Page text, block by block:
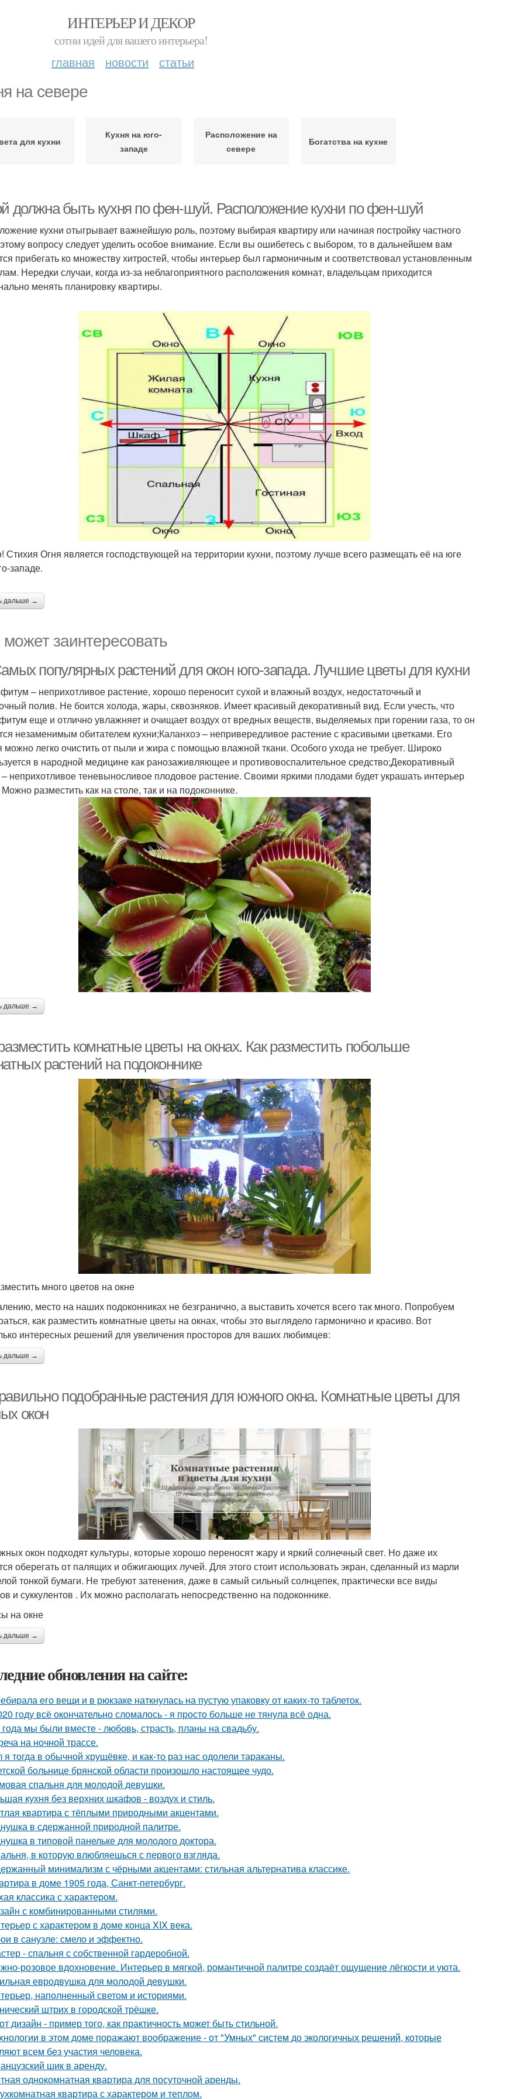
ИНТЕРЬЕР И ДЕКОР
сотни идей для вашего интерьера!
главная новости статьи
на севере
для кухни
Кухня на юго-
западе
Расположение на
севере
Богатства на кухне
должна быть кухня по фен-шуй. Расположение кухни по фен-шуй
кухни отыгрывает важнейшую роль, поэтому выбирая квартиру или начиная постройку частного
вопросу следует уделить особое внимание. Если вы ошибетесь с выбором, то в дальнейшем вам
прибегать ко множеству хитростей, чтобы интерьер был гармоничным и соответствовал установленным
Нередки случаи, когда из-за неблагоприятного расположения комнат, владельцам приходится
менять планировку квартиры.
Стихия Огня является господствующей на территории кухни, поэтому лучше всего размещать её на юге
западе.
дальше →
заинтересовать
популярных растений для окон юго-запада. Лучшие цветы для кухни
– неприхотливое растение, хорошо переносит сухой и влажный воздух, недостаточный и
полив. Не боится холода, жары, сквозняков. Имеет красивый декоративный вид. Если учесть, что
еще и отлично увлажняет и очищает воздух от вредных веществ, выделяемых при горении газа, то он
незаменимым обитателем кухни;Каланхоэ – непривередливое растение с красивыми цветками. Его
можно легко очистить от пыли и жира с помощью влажной ткани. Особого ухода не требует. Широко
в народной медицине как ранозаживляющее и противовоспалительное средство;Декоративный
неприхотливое теневыносливое плодовое растение. Своими яркими плодами будет украшать интерьер
Можно разместить как на столе, так и на подоконнике.
дальше →
комнатные цветы на окнах. Как разместить побольше
растений на подоконнике
много цветов на окне
место на наших подоконниках не безгранично, а выставить хочется всего так много. Попробуем
как разместить комнатные цветы на окнах, чтобы это выглядело гармонично и красиво. Вот
интересных решений для увеличения просторов для ваших любимцев:
дальше →
подобранные растения для южного окна. Комнатные цветы для
окон
окон подходят культуры, которые хорошо переносят жару и яркий солнечный свет. Но даже их
оберегать от палящих и обжигающих лучей. Для этого стоит использовать экран, сделанный из марли
тонкой бумаги. Не требуют затенения, даже в самый сильный солнцепек, практически все виды
и суккулентов . Их можно располагать непосредственно на подоконнике.
на окне
дальше →
обновления на сайте:
его вещи и в рюкзаке наткнулась на пустую упаковку от каких-то таблеток.
году всё окончательно сломалось - я просто больше не тянула всё одна.
мы были вместе - любовь, страсть, планы на свадьбу.
на ночной трассе.
тогда в обычной хрущёвке, и как-то раз нас одолели тараканы.
больнице брянской области произошло настоящее чудо.
спальня для молодой девушки.
кухня без верхних шкафов - воздух и стиль.
квартира с тёплыми природными акцентами.
в сдержанной природной палитре.
в типовой панельке для молодого доктора.
в которую влюбляешься с первого взгляда.
минимализм с чёрными акцентами: стильная альтернатива классике.
в доме 1905 года, Санкт-петербург.
классика с характером.
с комбинированными стилями.
с характером в доме конца XIX века.
в санузле: смело и эффектно.
- спальня с собственной гардеробной.
розовое вдохновение. Интерьер в мягкой, романтичной палитре создаёт ощущение лёгкости и уюта.
евродвушка для молодой девушки.
наполненный светом и историями.
штрих в городской трёшке.
дизайн - пример того, как практичность может быть стильной.
в этом доме поражают воображение - от "Умных" систем до экологичных решений, которые
всем без участия человека.
шик в аренду.
однокомнатная квартира для посуточной аренды.
квартира с характером и теплом.